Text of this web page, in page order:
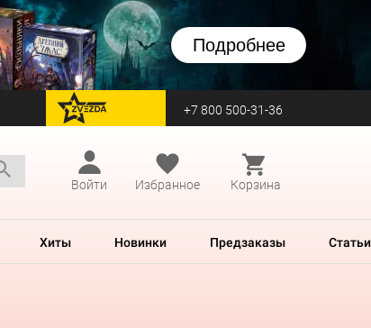
Подробнее
перейти на Zvezda +7 800 500-31-36
Войти
Избранное Корзина
Хиты Новинки Предзаказы Статьи